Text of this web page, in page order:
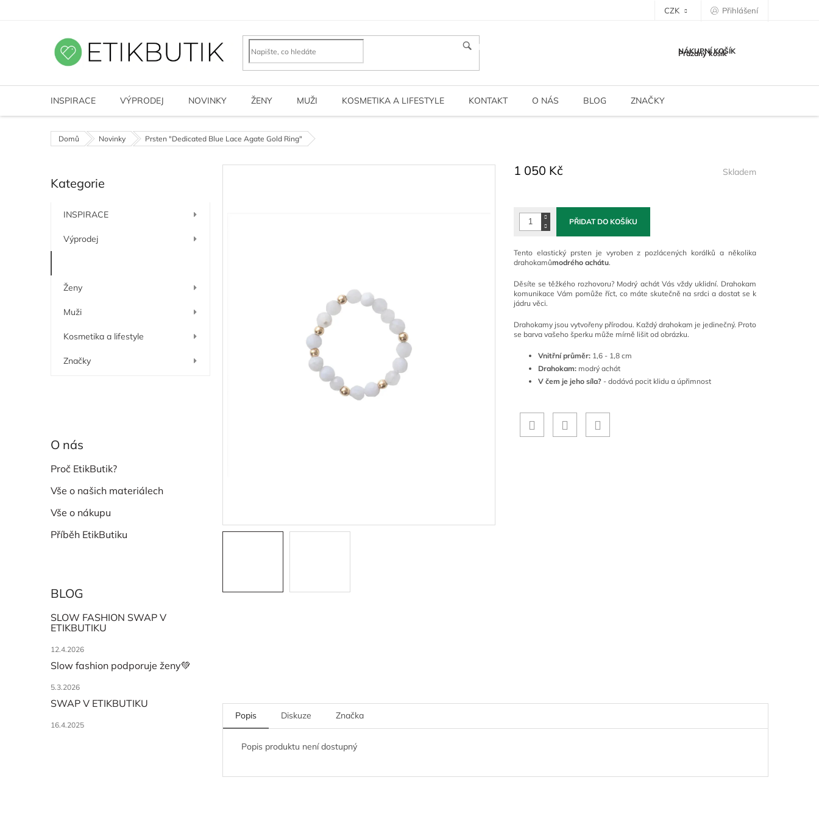
CZK Přihlášení
HLEDAT NÁKUPNÍ KOŠÍK
Prázdný košík
INSPIRACE VÝPRODEJ NOVINKY ŽENY MUŽI KOSMETIKA A LIFESTYLE KONTAKT O NÁS BLOG ZNAČKY
Domů Novinky Prsten "Dedicated Blue Lace Agate Gold Ring"
o
n
í
Přeskočit
kategorie
Kategorie
INSPIRACE
Výprodej
Ženy
Muži
Kosmetika a lifestyle
Značky
O nás
Proč EtikButik?
Vše o našich materiálech
Vše o nákupu
Příběh EtikButiku
BLOG
SLOW FASHION SWAP V
ETIKBUTIKU
12.4.2026
Slow fashion podporuje ženy💚
5.3.2026
SWAP V ETIKBUTIKU
16.4.2025
1 050 Kč Skladem
PŘIDAT DO KOŠÍKU
Tento elastický prsten je vyroben z pozlácených korálků a několika
drahokamůmodrého achátu.
Děsíte se těžkého rozhovoru? Modrý achát Vás vždy uklidní. Drahokam
komunikace Vám pomůže říct, co máte skutečně na srdci a dostat se k
jádru věci.
Drahokamy jsou vytvořeny přírodou. Každý drahokam je jedinečný. Proto
se barva vašeho šperku může mírně lišit od obrázku.
Vnitřní průměr: 1,6 - 1,8 cm
Drahokam: modrý achát
V čem je jeho síla? - dodává pocit klidu a úpřimnost
Popis Diskuze Značka
Popis produktu není dostupný